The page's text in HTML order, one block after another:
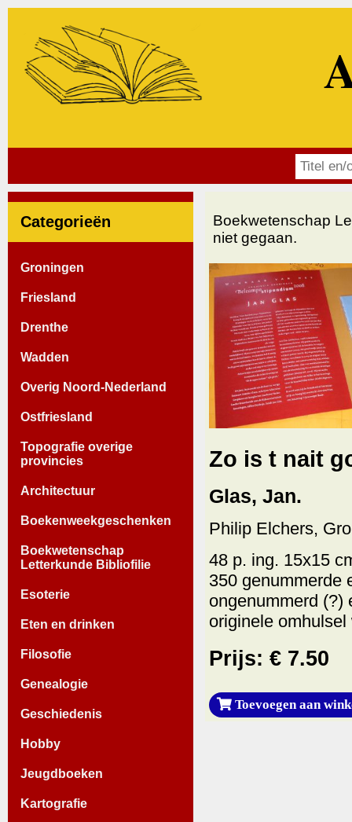
Categorieën
Groningen
Friesland
Drenthe
Wadden
Overig Noord-Nederland
Ostfriesland
Topografie overige
provincies
Architectuur
Boekenweekgeschenken
Boekwetenschap
Letterkunde Bibliofilie
Esoterie
Eten en drinken
Filosofie
Genealogie
Geschiedenis
Hobby
Jeugdboeken
Kartografie
Boekwetenschap
niet gegaan.
Zo is t nait
Glas, Jan.
Philip Elchers,
48 p. ing. 15x15
350 genummerde
ongenummerd (?)
originele
Prijs: € 7.50
Toevoegen aan